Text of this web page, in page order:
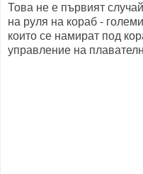
Това не е първият
на руля на кораб -
които се намират под
управление на